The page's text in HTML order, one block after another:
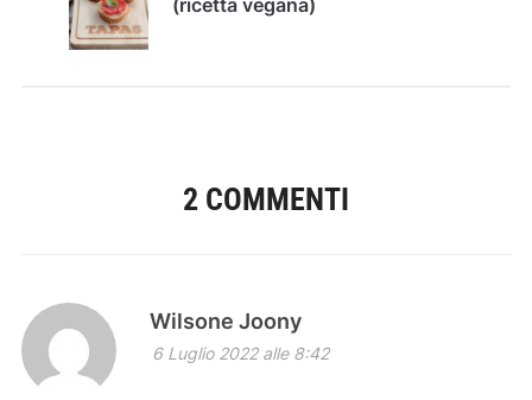
2 COMMENTI
Wilsone Joony
6 Luglio 2022 alle 8:42